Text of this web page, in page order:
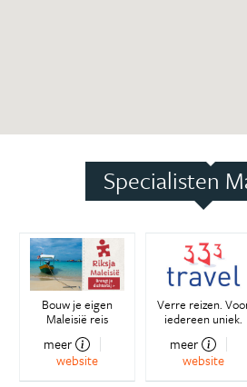
Specialisten
Bouw je eigen
Maleisië reis
meer
website
Verre reizen.
iedereen uniek.
meer
website